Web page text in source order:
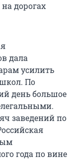
дорогах
дала
усилить
По
день большое
заведений по
года по вине